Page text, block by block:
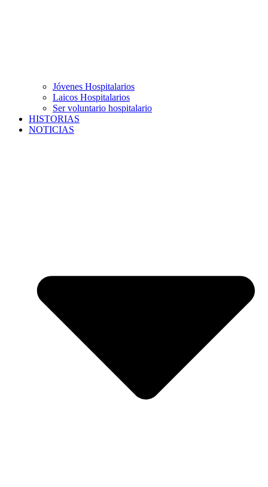
Jóvenes Hospitalarios
Laicos Hospitalarios
Ser voluntario hospitalario
HISTORIAS
NOTICIAS